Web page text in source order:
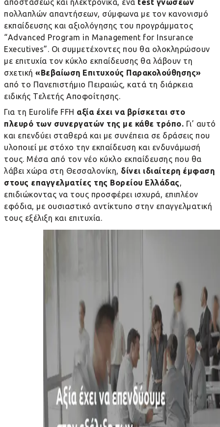
αποστάσεως και ηλεκτρονικά, ένα test γνώσεων
πολλαπλών απαντήσεων, σύμφωνα με τον κανονισμό
εκπαίδευσης και αξιολόγησης του προγράμματος
“Advanced Program in Management for Insurance
Executives”. Οι συμμετέχοντες που θα ολοκληρώσουν
με επιτυχία τον κύκλο εκπαίδευσης θα λάβουν τη
σχετική «Βεβαίωση Επιτυχούς Παρακολούθησης»
από το Πανεπιστήμιο Πειραιώς, κατά τη διάρκεια
ειδικής Τελετής Αποφοίτησης.
Για τη Eurolife FFH αξία έχει να βρίσκεται στο
πλευρό των συνεργατών της με κάθε τρόπο. Γι’ αυτό
και επενδύει σταθερά και με συνέπεια σε δράσεις που
υλοποιεί με στόχο την εκπαίδευση και ενδυνάμωσή
τους. Μέσα από τον νέο κύκλο εκπαίδευσης που θα
λάβει χώρα στη Θεσσαλονίκη, δίνει ιδιαίτερη έμφαση
στους επαγγελματίες της Βορείου Ελλάδας,
επιδιώκοντας να τους προσφέρει ισχυρά, επιπλέον
εφόδια, με ουσιαστικό αντίκτυπο στην επαγγελματική
τους εξέλιξη και επιτυχία.